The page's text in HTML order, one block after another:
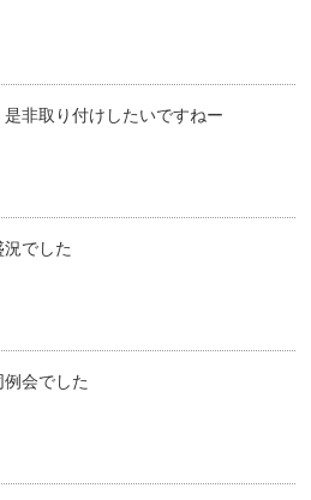
是非取り付けしたいですねー
でした
会でした